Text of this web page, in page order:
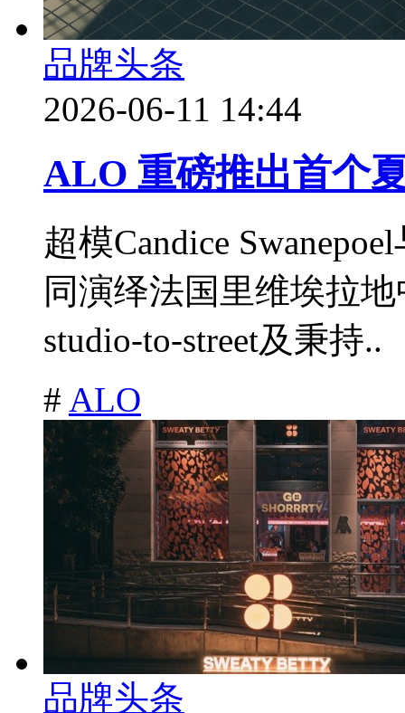
品牌头条
2026-06-11 14:44
ALO 重磅推出首个
超模Candice
同演绎法国里维埃拉
studio-to-street及秉持..
# ALO
品牌头条